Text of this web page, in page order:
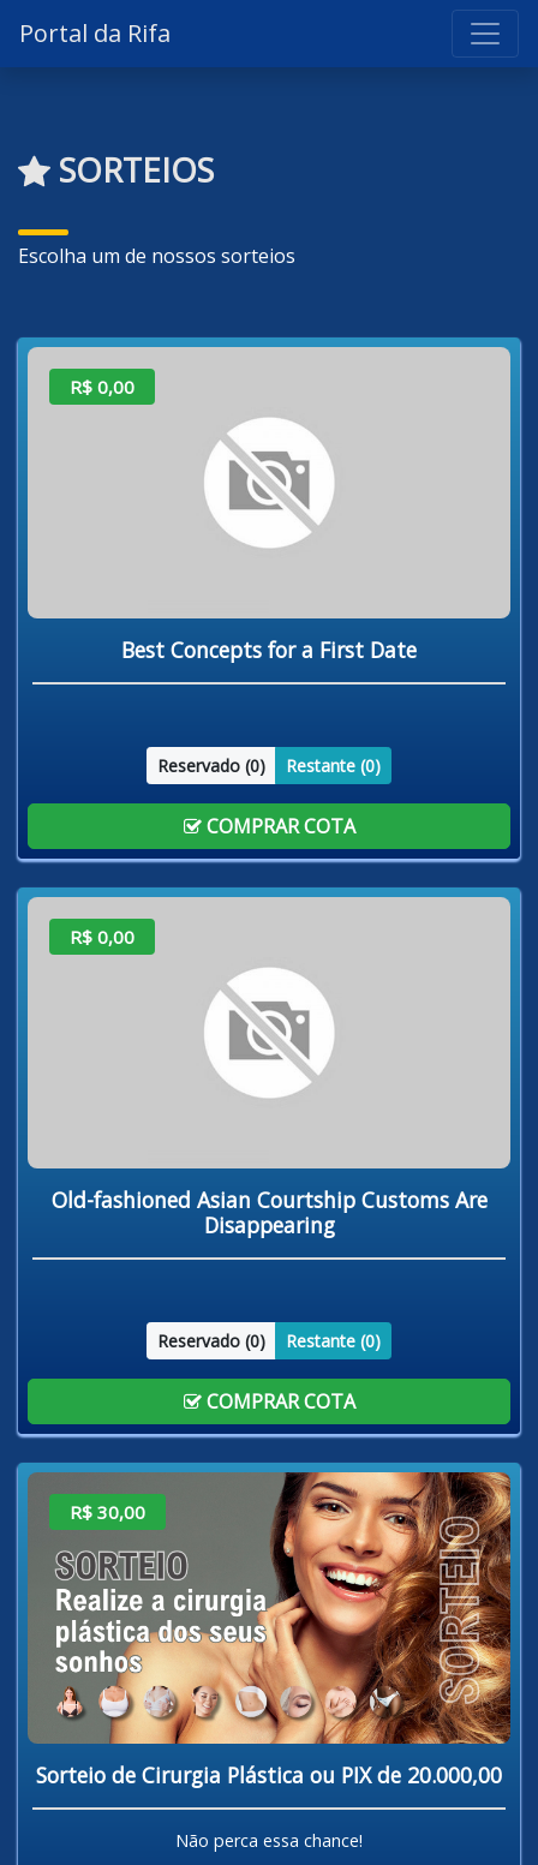
Portal da Rifa
SORTEIOS
Escolha um de nossos sorteios
R$ 0,00
Best Concepts for a First Date
Reservado (0) Restante (0)
COMPRAR COTA
R$ 0,00
Old-fashioned Asian Courtship Customs Are
Disappearing
Reservado (0) Restante (0)
COMPRAR COTA
R$ 30,00
Sorteio de Cirurgia Plástica ou PIX de 20.000,00
Não perca essa chance!